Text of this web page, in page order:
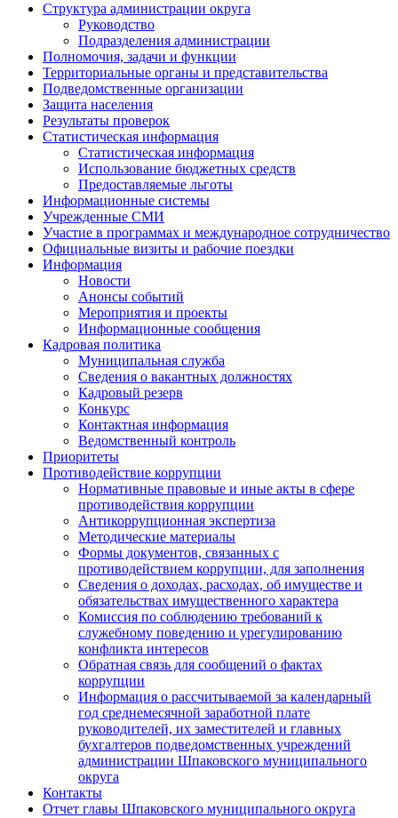
Структура администрации округа
Руководство
Подразделения администрации
Полномочия, задачи и функции
Территориальные органы и представительства
Подведомственные организации
Защита населения
Результаты проверок
Статистическая информация
Статистическая информация
Использование бюджетных средств
Предоставляемые льготы
Информационные системы
Учрежденные СМИ
Участие в программах и международное сотрудничество
Официальные визиты и рабочие поездки
Информация
Новости
Анонсы событий
Мероприятия и проекты
Информационные сообщения
Кадровая политика
Муниципальная служба
Сведения о вакантных должностях
Кадровый резерв
Конкурс
Контактная информация
Ведомственный контроль
Приоритеты
Противодействие коррупции
Нормативные правовые и иные акты в сфере
противодействия коррупции
Антикоррупционная экспертиза
Методические материалы
Формы документов, связанных с
противодействием коррупции, для заполнения
Сведения о доходах, расходах, об имуществе и
обязательствах имущественного характера
Комиссия по соблюдению требований к
служебному поведению и урегулированию
конфликта интересов
Обратная связь для сообщений о фактах
коррупции
Информация о рассчитываемой за календарный
год среднемесячной заработной плате
руководителей, их заместителей и главных
бухгалтеров подведомственных учреждений
администрации Шпаковского муниципального
округа
Контакты
Отчет главы Шпаковского муниципального округа